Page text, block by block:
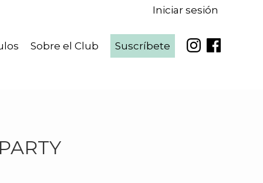
Sobre el Club Suscríbete
Iniciar sesión